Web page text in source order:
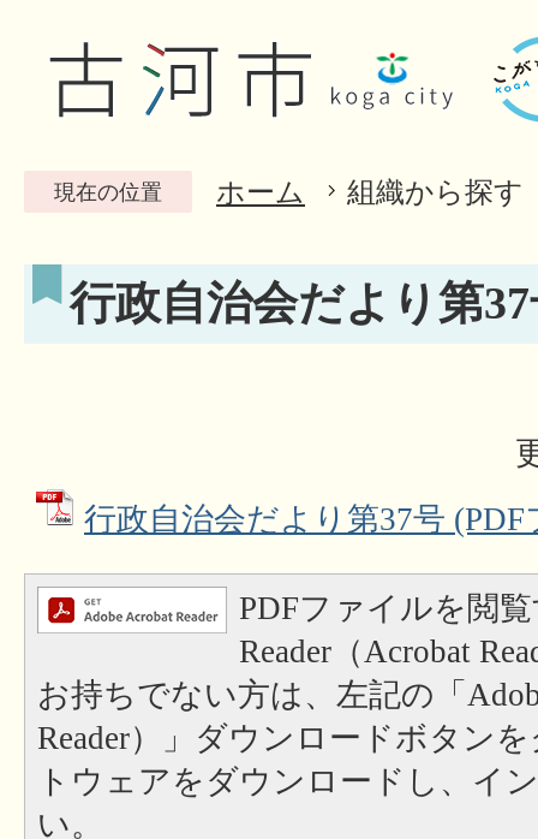
現在の位置 ホーム 組織から探す
行政自治会だより第
行政自治会だより第37号
PDFファイルを閲
Reader（Acrobat
お持ちでない方は、左記の「
Reader）」ダウンロードボタン
トウェアをダウンロードし、イ
い。